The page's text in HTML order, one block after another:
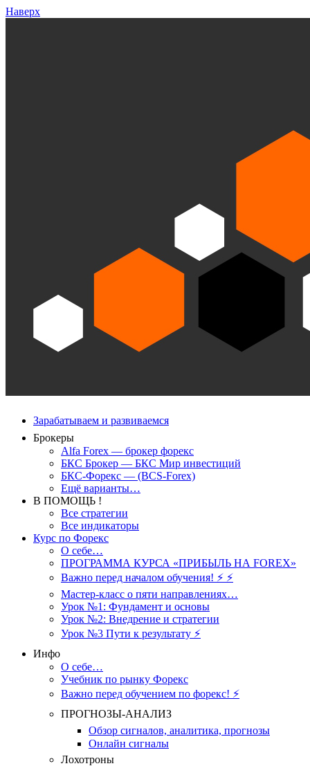
Наверх
Зарабатываем и развиваемся
Брокеры
Alfa Forex — брокер форекс
БКС Брокер — БКС Мир инвестиций
БКС-Форекс — (BCS-Forex)
Ещё варианты…
В ПОМОЩЬ !
Все стратегии
Все индикаторы
Курс по Форекс
О себе…
ПРОГРАММА КУРСА «ПРИБЫЛЬ НА FOREX»
Важно перед началом обучения! ⚡ ⚡
Мастер-класс о пяти направлениях…
Урок №1: Фундамент и основы
Урок №2: Внедрение и стратегии
Урок №3 Пути к результату ⚡️
Инфо
О себе…
Учебник по рынку Форекс
Важно перед обучением по форекс! ⚡
ПРОГНОЗЫ-АНАЛИЗ
Обзор сигналов, аналитика, прогнозы
Онлайн сигналы
Лохотроны